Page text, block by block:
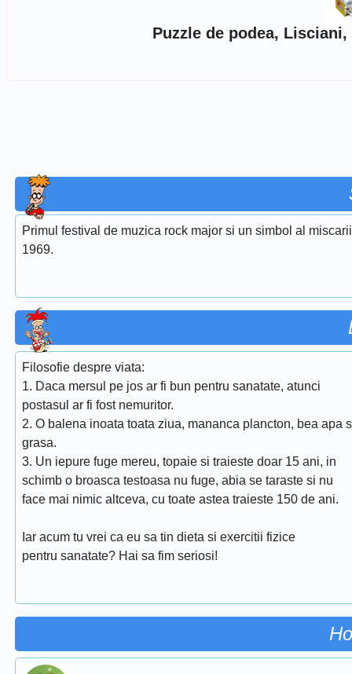
Puzzle de podea,
Primul festival de muzica rock major si un simbol al
1969.
Filosofie despre viata:
1. Daca mersul pe jos ar fi bun pentru sanatate, atunci
postasul ar fi fost nemuritor.
2. O balena inoata toata ziua, mananca plancton, bea apa
grasa.
3. Un iepure fuge mereu, topaie si traieste doar 15 ani, in
schimb o broasca testoasa nu fuge, abia se taraste si nu
face mai nimic altceva, cu toate astea traieste 150 de ani.
Iar acum tu vrei ca eu sa tin dieta si exercitii fizice
pentru sanatate? Hai sa fim seriosi!